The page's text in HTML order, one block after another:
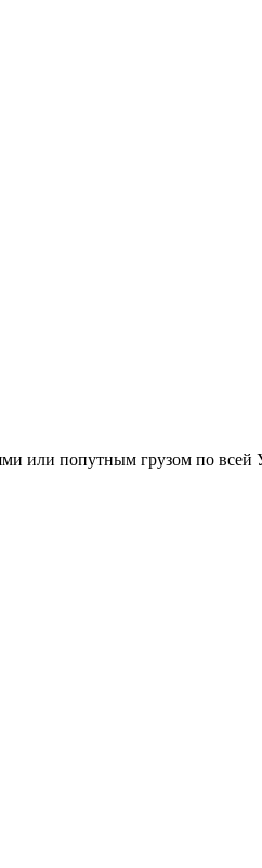
или попутным грузом по всей